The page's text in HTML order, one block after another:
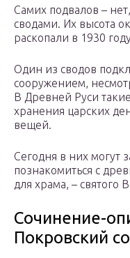
Самих подвалов –
сводами. Их высота
раскопали в 1930
Один из сводов
сооружением,
В Древней Руси
хранения царских
вещей.
Сегодня в них могут
познакомиться с
для храма, – святого
Сочинение-
Покровский